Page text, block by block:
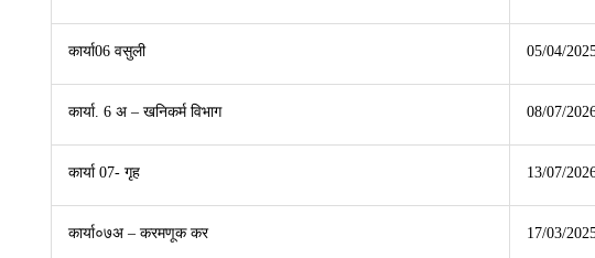
कार्या06 वसुली 05/04/
कार्या. 6 अ – खनिकर्म विभाग 08/07/
कार्या 07- गृह 13/07/
कार्या०७अ – करमणूक कर 17/03/